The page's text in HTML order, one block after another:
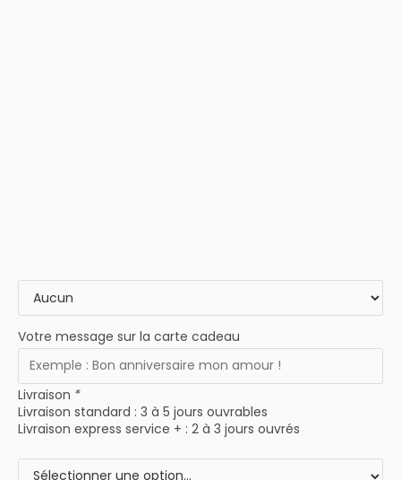
Votre message sur la carte cadeau
Livraison *
Livraison standard : 3 à 5 jours ouvrables
Livraison express service + : 2 à 3 jours ouvrés